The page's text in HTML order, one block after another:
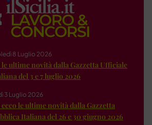
8 Luglio 2026
ultime novità dalla Gazzetta Ufficiale
del 3 e 7 luglio 2026
3 Luglio 2026
le ultime novità dalla Gazzetta
Italiana del 26 e 30 giugno 2026